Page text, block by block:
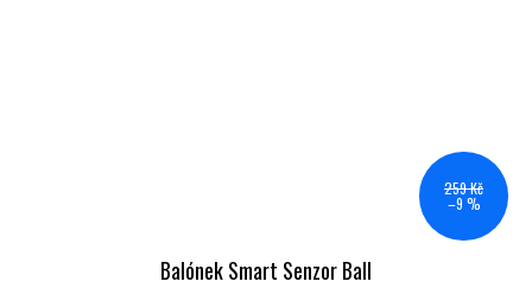
259 Kč
–9 %
Balónek Smart Senzor Ball